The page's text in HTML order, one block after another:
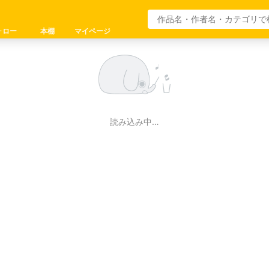
ロー 本棚 マイページ
読み込み中…